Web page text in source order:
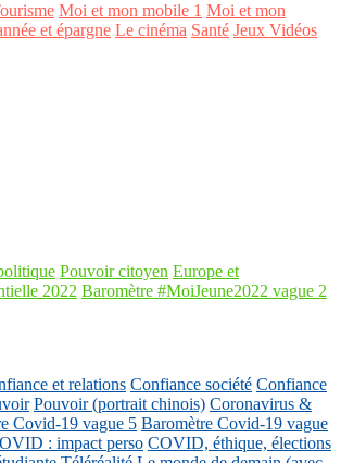
Moi et mon mobile 1 Moi et mon
et épargne Le cinéma Santé Jeux Vidéos
Pouvoir citoyen Europe et
2022 Baromètre #MoiJeune2022 vague 2
et relations Confiance société Confiance
Pouvoir (portrait chinois) Coronavirus &
Covid-19 vague 5 Baromètre Covid-19 vague
: impact perso COVID, éthique, élections